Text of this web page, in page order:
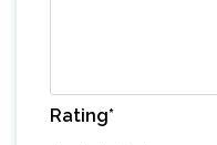
Rating*